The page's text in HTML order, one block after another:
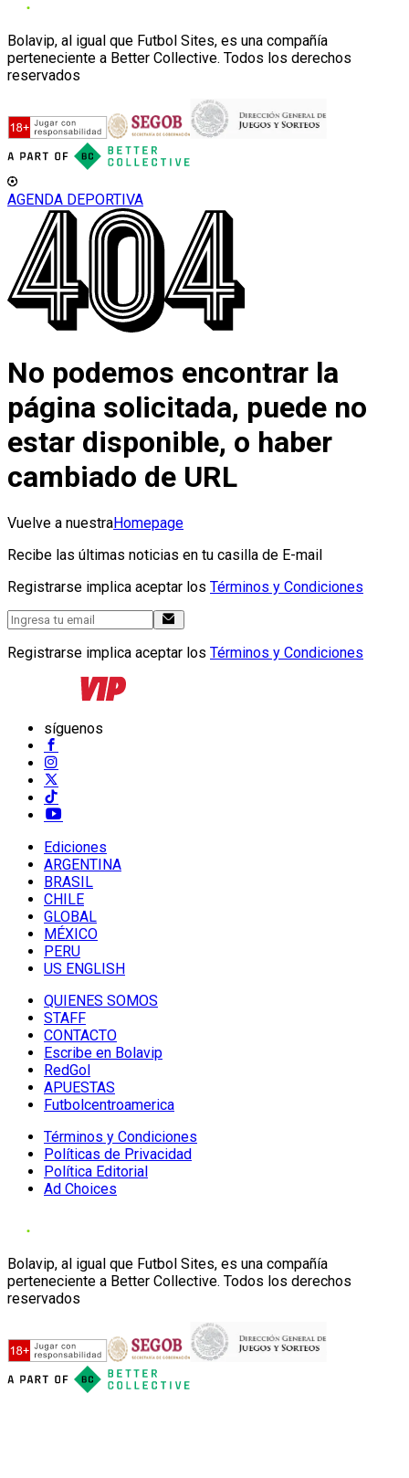
Bolavip, al igual que Futbol Sites, es una compañía
perteneciente a Better Collective. Todos los derechos
reservados
AGENDA DEPORTIVA
No podemos encontrar la
página solicitada, puede no
estar disponible, o haber
cambiado de URL
Vuelve a nuestraHomepage
Recibe las últimas noticias en tu casilla de E-mail
Registrarse implica aceptar los Términos y Condiciones
Registrarse implica aceptar los Términos y Condiciones
síguenos
Ediciones
ARGENTINA
BRASIL
CHILE
GLOBAL
MÉXICO
PERU
US ENGLISH
QUIENES SOMOS
STAFF
CONTACTO
Escribe en Bolavip
RedGol
APUESTAS
Futbolcentroamerica
Términos y Condiciones
Políticas de Privacidad
Política Editorial
Ad Choices
Bolavip, al igual que Futbol Sites, es una compañía
perteneciente a Better Collective. Todos los derechos
reservados